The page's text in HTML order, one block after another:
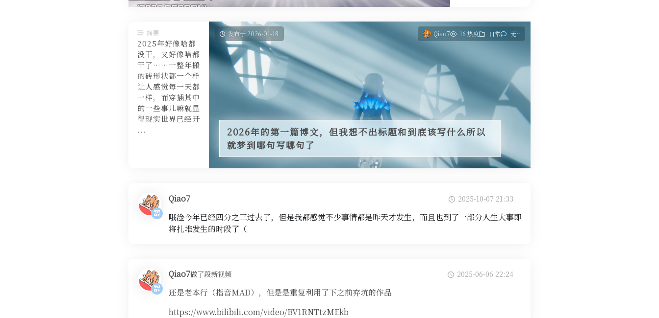
发布于 2026-01-18 Qiao7 16 热度 日常 无~
2026年的第一篇博文，但我想不出标题和到底该写什么所以
就梦到哪句写哪句了
摘要
2025年好像啥都
没干，又好像啥都
干了……一整年搬
的砖形状都一个样
让人感觉每一天都
一样，而穿插其中
的一些事儿嘛就显
得现实世界已经开
...
Qiao7 2025-10-07 21:33
哦淦今年已经四分之三过去了，但是我都感觉不少事情都是昨天才发生，而且也到了一部分人生大事即
将扎堆发生的时段了（
Qiao7做了段新视频 2025-06-06 22:24
还是老本行（指音MAD），但是是重复利用了下之前弃坑的作品
https://www.bilibili.com/video/BV1RNTtzMEkb